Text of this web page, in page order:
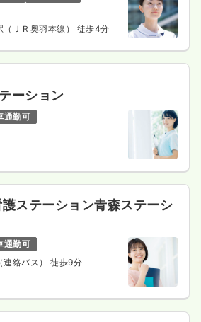
（ＪＲ奥羽本線） 徒歩4分
ーション
通勤可
ステーション青森ステーシ
通勤可
連絡バス） 徒歩9分